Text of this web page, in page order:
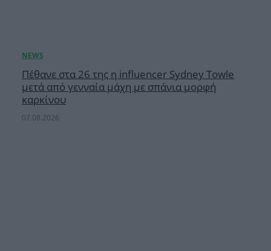
Πέθανε στα 26 της η influencer Sydney Towle
μετά από γενναία μάχη με σπάνια μορφή
καρκίνου
07.08.2026